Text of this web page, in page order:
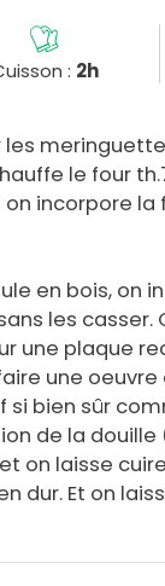
: 2h
le four
incorpore la
en bois, on
les casser.
une plaque
une
bien sûr
de la douille
on laisse
dur. Et on